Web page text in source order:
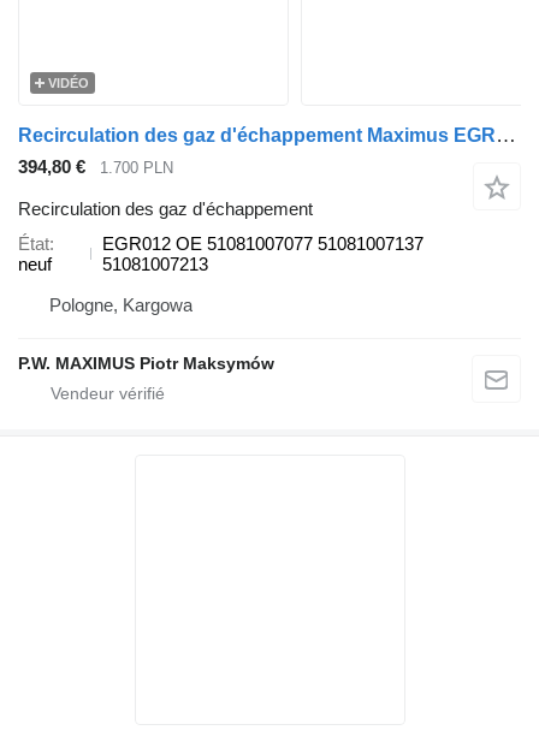
VIDÉO
Recirculation des gaz d'échappement Maximus EGR012 pour camion MAN TGL-D08
394,80 € 1.700 PLN
Recirculation des gaz d'échappement
État
neuf
EGR012 OE 51081007077 51081007137
51081007213
Pologne, Kargowa
P.W. MAXIMUS Piotr Maksymów